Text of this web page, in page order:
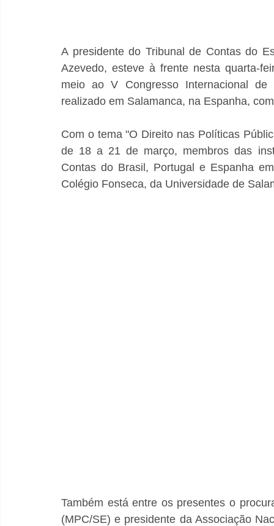
A presidente do Tribunal de Contas do
Azevedo, esteve à frente nesta quarta-
meio ao V Congresso Internacional
realizado em Salamanca, na Espanha,
Com o tema "O Direito nas Políticas
de 18 a 21 de março, membros das
Contas do Brasil, Portugal e Espanha
Colégio Fonseca, da Universidade de
Também está entre os presentes o
(MPC/SE) e presidente da Associação